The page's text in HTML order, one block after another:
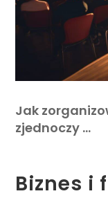
Jak
zjednoczy …
Biznes i